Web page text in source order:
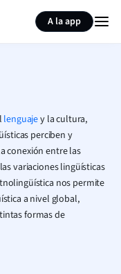
A la app
lenguajey la cultura,
perciben y
conexión entre las
variaciones lingüísticas
nos permite
a nivel global,
formas de
Resumir página